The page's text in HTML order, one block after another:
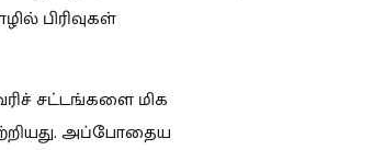
பிரிவுகள்
சட்டங்களை மிக
அப்போதைய